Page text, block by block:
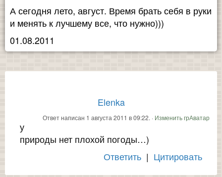
А сегодня лето, август. Время брать себя в руки
и менять к лучшему все, что нужно)))
01.08.2011
Elenka
Ответ написан 1 августа 2011 в 09:22. · Изменить грАватар
у
природы нет плохой погоды…)
Ответить | Цитировать